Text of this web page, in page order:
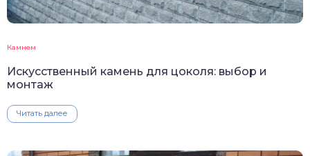
Камнем
Искусственный камень для цоколя: выбор и
монтаж
Читать далее